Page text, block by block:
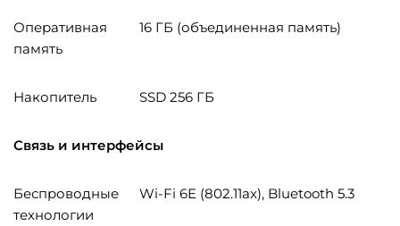
Оперативная
память
16 ГБ (объединенная память)
Накопитель SSD 256 ГБ
Связь и интерфейсы
Беспроводные
технологии
Wi-Fi 6E (802.11ax), Bluetooth 5.3